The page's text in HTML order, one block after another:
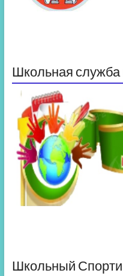
Школьная
Школьный